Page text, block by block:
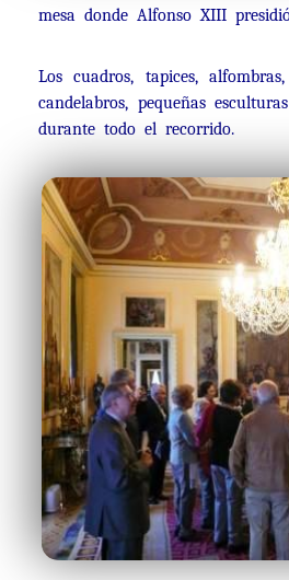
mesa donde Alfonso XIII
Los cuadros, tapices,
candelabros, pequeñas
durante todo el recorrido.